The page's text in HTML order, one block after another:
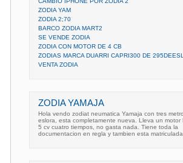
ZODIA YAM
ZODIA 2;70
BARCO ZODIA MART2
SE VENDE ZODIA
ZODIA CON MOTOR DE 4 CB
ZODIAS MARCA DUARRI CAPRI300 DE
VENTA ZODIA
ZODIA YAMAJA
Hola vendo zodiat neumatica Yamaja con tres
eslora, esta completamente nueva. Lleva un motor
5 cv cuatro tiempos, no gasta nada. Tiene toda la
documentacion en regla y tambien esta